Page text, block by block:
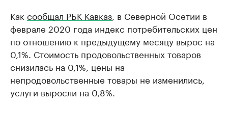
Как сообщал РБК Кавказ, в Северной Осетии в
феврале 2020 года индекс потребительских цен
по отношению к предыдущему месяцу вырос на
0,1%. Стоимость продовольственных товаров
снизилась на 0,1%, цены на
непродовольственные товары не изменились,
услуги выросли на 0,8%.